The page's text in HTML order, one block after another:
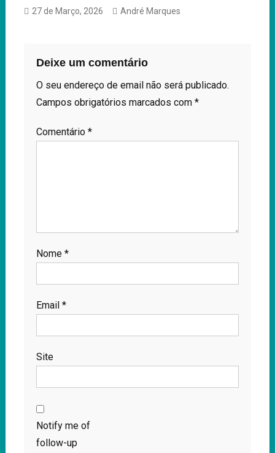
27 de Março, 2026 André Marques
Deixe um comentário
O seu endereço de email não será publicado.
Campos obrigatórios marcados com *
Comentário *
Nome *
Email *
Site
Notify me of
follow-up